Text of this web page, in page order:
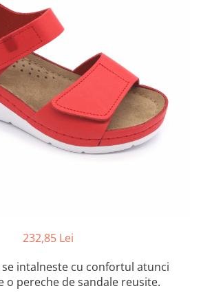
232,85 Lei
se intalneste cu confortul atunci
o pereche de sandale reusite.